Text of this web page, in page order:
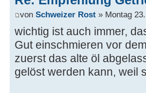
von Schweizer Rost » Montag
wichtig ist auch immer,
Gut einschmieren vor
zuerst das alte öl
gelöst werden kann, weil